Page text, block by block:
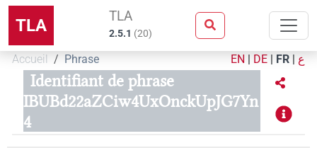
TLA TLA
2.5.1 (20)
Accueil Phrase EN | DE | FR | ع
Identifiant de phrase
IBUBd22aZCiw4UxOnckUpJG7Yn
4